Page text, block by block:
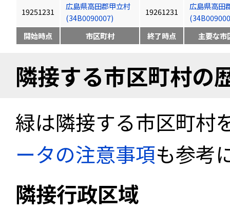
19251231
広島県高田郡甲立村
(34B0090007)
19261231
広島県高田
開始時点
市区町村 終了時点 主要な市
隣接する市区町村の
緑は隣接する市区町村
ータの注意事項も参考
隣接行政区域